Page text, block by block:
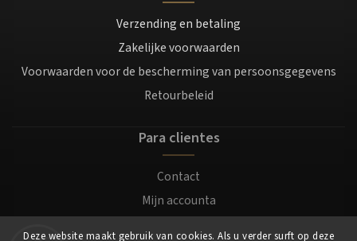
Deze website maakt gebruik van cookies. Als u verder surft op deze
Verzending en betaling
Zakelijke voorwaarden
Voorwaarden voor de bescherming van persoonsgegevens
Retourbeleid
Para clientes
Contact
Mijn accounta